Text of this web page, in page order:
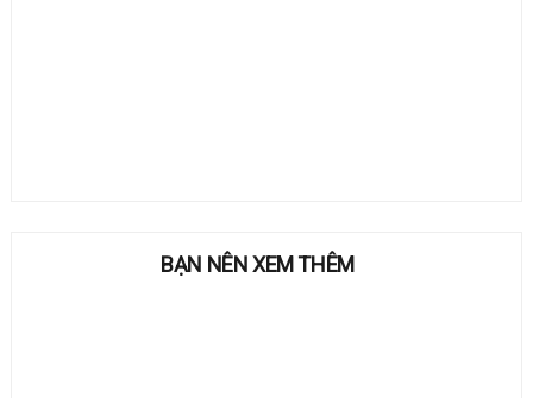
BẠN NÊN XEM THÊM